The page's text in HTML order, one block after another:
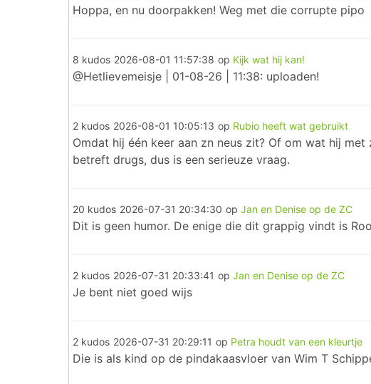
Hoppa, en nu doorpakken! Weg met die corrupte pipo
8 kudos 2026-08-01 11:57:38 op Kijk wat hij kan!
@Hetlievemeisje | 01-08-26 | 11:38: uploaden!
2 kudos 2026-08-01 10:05:13 op Rubio heeft wat gebruikt
Omdat hij één keer aan zn neus zit? Of om wat hij
betreft drugs, dus is een serieuze vraag.
20 kudos 2026-07-31 20:34:30 op Jan en Denise op de ZC
Dit is geen humor. De enige die dit grappig vindt is
2 kudos 2026-07-31 20:33:41 op Jan en Denise op de ZC
Je bent niet goed wijs
2 kudos 2026-07-31 20:29:11 op Petra houdt van een kleurtje
Die is als kind op de pindakaasvloer van Wim T